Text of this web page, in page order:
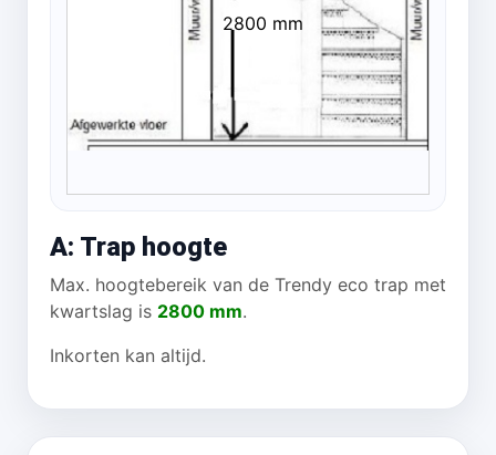
2800 mm
A: Trap hoogte
Max. hoogtebereik van de Trendy eco trap met
kwartslag is 2800 mm.
Inkorten kan altijd.